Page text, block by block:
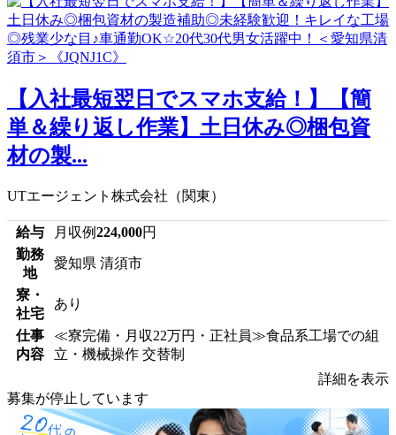
【入社最短翌日でスマホ支給！】【簡
単＆繰り返し作業】土日休み◎梱包資
材の製...
UTエージェント株式会社（関東）
給与 月収例224,000円
勤務
地
愛知県 清須市
寮・
社宅
あり
仕事
内容
≪寮完備・月収22万円・正社員≫食品系工場での組
立・機械操作 交替制
詳細を表示
募集が停止しています